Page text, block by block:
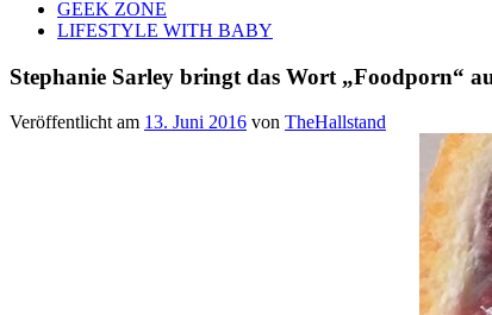
GEEK ZONE
LIFESTYLE WITH BABY
Stephanie Sarley bringt das Wort „Foodporn“
Veröffentlicht am 13. Juni 2016 von TheHallstand